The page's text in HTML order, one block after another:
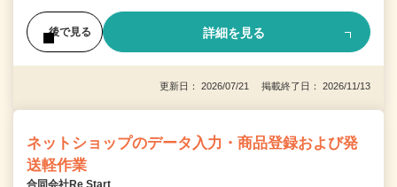
後で見る 詳細を見る
更新日： 2026/07/21 掲載終了日： 2026/11/13
ネットショップのデータ入力・商品登録および発
送軽作業